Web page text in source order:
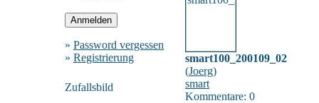
» Password vergessen
» Registrierung
Zufallsbild
smart100_200109_02
(Joerg)
smart
Kommentare: 0